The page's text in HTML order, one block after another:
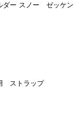
ダー スノー ゼッケン
ストラップ